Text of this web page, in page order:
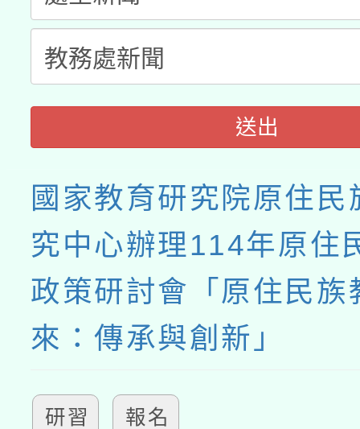
送出
國家教育研究院原住民
究中心辦理114年原住
政策研討會「原住民族
來：傳承與創新」
研習 報名